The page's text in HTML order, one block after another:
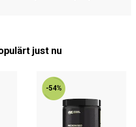
just nu
-54%